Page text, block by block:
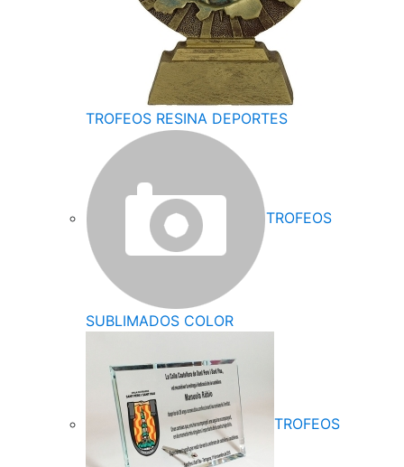
TROFEOS RESINA DEPORTES
TROFEOS
SUBLIMADOS COLOR
TROFEOS